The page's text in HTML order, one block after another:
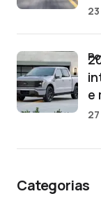
e
Categorias